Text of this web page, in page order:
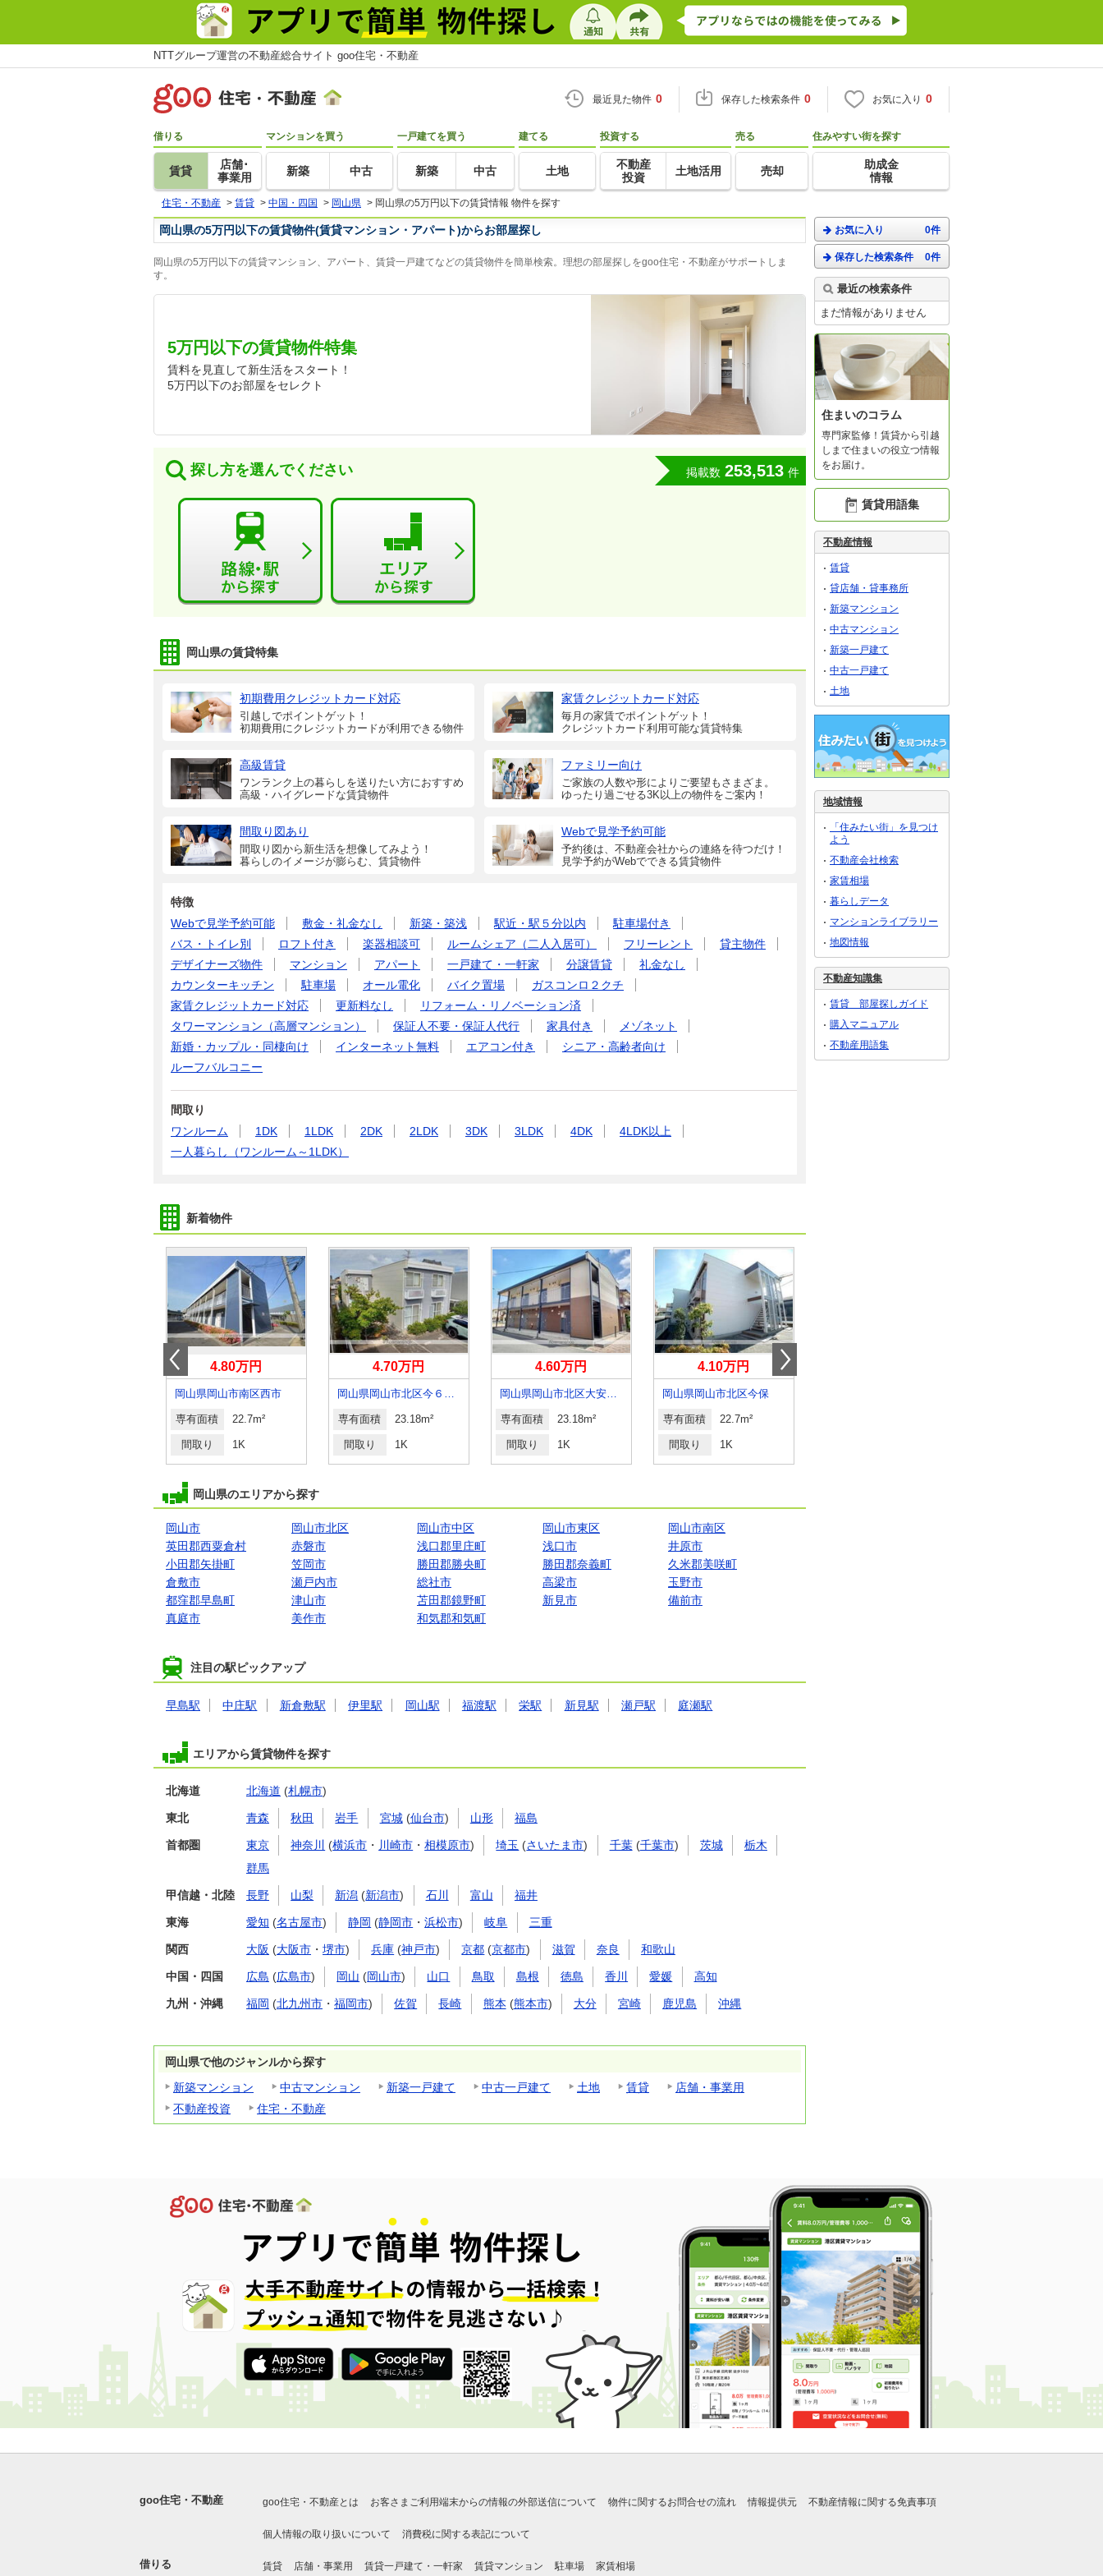
NTTグループ運営の不動産総合サイト goo住宅・不動産
最近見た物件 0 保存した検索条件 0 お気に入り 0
借りる
賃貸
店舗･
事業用
マンションを買う
新築 中古
一戸建てを買う
新築 中古
建てる
土地
投資する
不動産
投資
土地活用
売る
売却
住みやすい街を探す
助成金
情報
住宅・不動産 > 賃貸 > 中国・四国 > 岡山県 > 岡山県の5万円以下の賃貸情報 物件を探す
岡山県の5万円以下の賃貸物件(賃貸マンション・アパート)からお部屋探し
岡山県の5万円以下の賃貸マンション、アパート、賃貸一戸建てなどの賃貸物件を簡単検索。理想の部屋探しをgoo住宅・不動産がサポートしま
す。
5万円以下の賃貸物件特集
賃料を見直して新生活をスタート！
5万円以下のお部屋をセレクト
探し方を選んでください 掲載数 253,513 件
岡山県の賃貸特集
初期費用クレジットカード対応
引越しでポイントゲット！
初期費用にクレジットカードが利用できる物件
家賃クレジットカード対応
毎月の家賃でポイントゲット！
クレジットカード利用可能な賃貸特集
高級賃貸
ワンランク上の暮らしを送りたい方におすすめ
高級・ハイグレードな賃貸物件
ファミリー向け
ご家族の人数や形によりご要望もさまざま。
ゆったり過ごせる3K以上の物件をご案内！
間取り図あり
間取り図から新生活を想像してみよう！
暮らしのイメージが膨らむ、賃貸物件
Webで見学予約可能
予約後は、不動産会社からの連絡を待つだけ！
見学予約がWebでできる賃貸物件
特徴
Webで見学予約可能
敷金・礼金なし 新築・築浅 駅近・駅５分以内
駐車場付き
バス・トイレ別
ロフト付き 楽器相談可 ルームシェア（二人入居可） フリーレント
貸主物件
デザイナーズ物件
マンション アパート 一戸建て・一軒家 分譲賃貸
礼金なし
カウンターキッチン
駐車場 オール電化 バイク置場
ガスコンロ２クチ
家賃クレジットカード対応
更新料なし
リフォーム・リノベーション済
タワーマンション（高層マンション）
保証人不要・保証人代行 家具付き
メゾネット
新婚・カップル・同棲向け
インターネット無料 エアコン付き
シニア・高齢者向け
ルーフバルコニー
間取り
ワンルーム
1DK 1LDK 2DK 2LDK 3DK 3LDK 4DK
4LDK以上
一人暮らし（ワンルーム～1LDK）
新着物件
4.80万円
岡山県岡山市南区西市
専有面積 22.7m²
間取り 1K
4.70万円
岡山県岡山市北区今６丁目
専有面積 23.18m²
間取り 1K
4.60万円
岡山県岡山市北区大安寺南町１丁目
専有面積 23.18m²
間取り 1K
4.10万円
岡山県岡山市北区今保
専有面積 22.7m²
間取り 1K
岡山県のエリアから探す
岡山市 岡山市北区 岡山市中区 岡山市東区
岡山市南区
英田郡西粟倉村
赤磐市 浅口郡里庄町 浅口市
井原市
小田郡矢掛町
笠岡市 勝田郡勝央町 勝田郡奈義町
久米郡美咲町
倉敷市
瀬戸内市 総社市 高梁市
玉野市
都窪郡早島町
津山市 苫田郡鏡野町 新見市
備前市
真庭市
美作市 和気郡和気町
注目の駅ピックアップ
早島駅 中庄駅 新倉敷駅 伊里駅 岡山駅 福渡駅 栄駅 新見駅 瀬戸駅 庭瀬駅
エリアから賃貸物件を探す
北海道 北海道 (札幌市)
東北 青森 秋田 岩手 宮城(仙台市) 山形 福島
首都圏 東京 神奈川 (横浜市 ・ 川崎市 ・相模原市) 埼玉 (さいたま市) 千葉(千葉市) 茨城
栃木
群馬
甲信越・北陸 長野 山梨 新潟 (新潟市) 石川 富山 福井
東海 愛知 (名古屋市) 静岡 (静岡市 ・浜松市) 岐阜 三重
関西 大阪 (大阪市 ・ 堺市) 兵庫 (神戸市) 京都 (京都市) 滋賀 奈良 和歌山
中国・四国 広島 (広島市) 岡山 (岡山市) 山口 鳥取 島根 徳島 香川 愛媛 高知
九州・沖縄 福岡 (北九州市 ・ 福岡市) 佐賀 長崎 熊本 (熊本市) 大分 宮崎 鹿児島 沖縄
岡山県で他のジャンルから探す
新築マンション
中古マンション 新築一戸建て 中古一戸建て 土地 賃貸
店舗・事業用
不動産投資
住宅・不動産
お気に入り 0件
保存した検索条件 0件
最近の検索条件
まだ情報がありません
住まいのコラム
専門家監修！賃貸から引越
しまで住まいの役立つ情報
をお届け。
賃貸用語集
不動産情報
賃貸
貸店舗・貸事務所
新築マンション
中古マンション
新築一戸建て
中古一戸建て
土地
地域情報
「住みたい街」を見つけ
よう
不動産会社検索
家賃相場
暮らしデータ
マンションライブラリー
地図情報
不動産知識集
賃貸 部屋探しガイド
購入マニュアル
不動産用語集
goo住宅・不動産 goo住宅・不動産とは お客さまご利用端末からの情報の外部送信について 物件に関するお問合せの流れ 情報提供元 不動産情報に関する免責事項
個人情報の取り扱いについて 消費税に関する表記について
借りる 賃貸 店舗・事業用 賃貸一戸建て・一軒家 賃貸マンション 駐車場 家賃相場